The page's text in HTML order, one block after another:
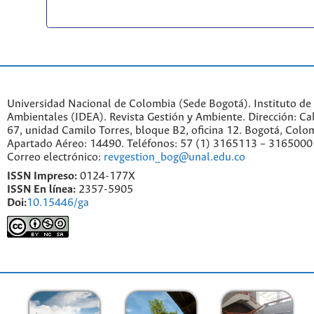
Universidad Nacional de Colombia (Sede Bogotá). Instituto de
Ambientales (IDEA). Revista Gestión y Ambiente. Dirección:
67, unidad Camilo Torres, bloque B2, oficina 12. Bogotá,
Apartado Aéreo: 14490. Teléfonos: 57 (1) 3165113 –
Correo electrónico: revgestion_bog@unal.edu.co
ISSN Impreso: 0124-177X
ISSN En línea: 2357-5905
Doi:10.15446/ga